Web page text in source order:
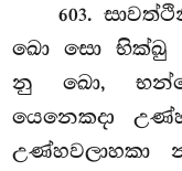
603.
ඛො සො භික්ඛු
නු ඛො,
යෙනෙකදා
උණ්හවලාහකා